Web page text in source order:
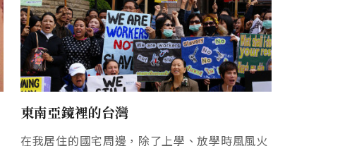
東南亞鏡裡的台灣
在我居住的國宅周邊，除了上學、放學時風風火